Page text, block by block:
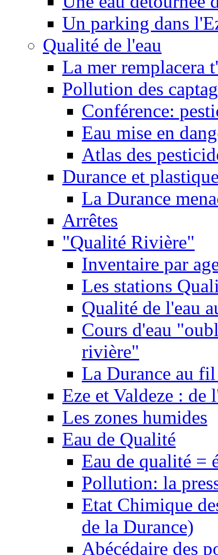
Un parking dans
Qualité de l'eau
La mer remplacera
Pollution des
Conférence:
Eau mise en
Atlas des
Durance et
La Durance
Arrêtes
"Qualité Rivière"
Inventaire par
Les stations
Qualité de l'eau
Cours d'eau
rivière"
La Durance au
Eze et Valdeze : de
Les zones humides
Eau de Qualité
Eau de qualité =
Pollution: la
Etat Chimique
de la Durance)
Abécédaire des